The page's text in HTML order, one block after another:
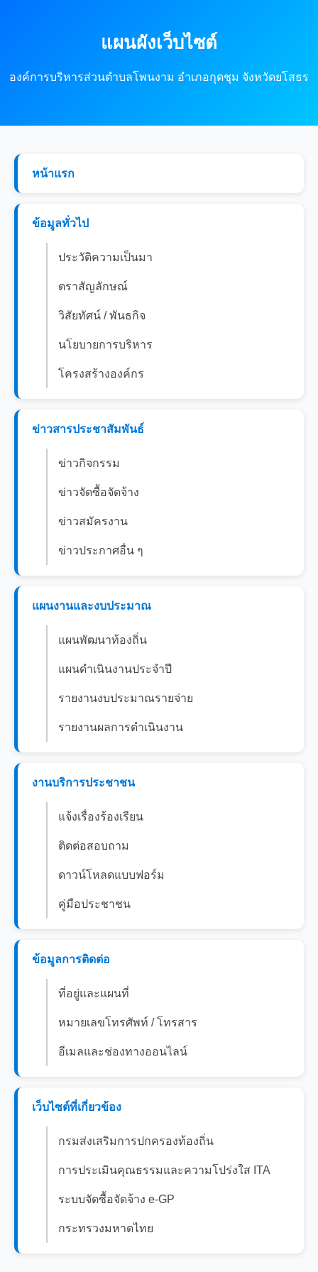
แผนผังเว็บไซต์
องค์การบริหารส่วนตำบลโพนงาม อำเภอกุดชุม จังหวัดยโสธร
หน้าแรก
ข้อมูลทั่วไป
ประวัติความเป็นมา
ตราสัญลักษณ์
วิสัยทัศน์ / พันธกิจ
นโยบายการบริหาร
โครงสร้างองค์กร
ข่าวสารประชาสัมพันธ์
ข่าวกิจกรรม
ข่าวจัดซื้อจัดจ้าง
ข่าวสมัครงาน
ข่าวประกาศอื่น ๆ
แผนงานและงบประมาณ
แผนพัฒนาท้องถิ่น
แผนดำเนินงานประจำปี
รายงานงบประมาณรายจ่าย
รายงานผลการดำเนินงาน
งานบริการประชาชน
แจ้งเรื่องร้องเรียน
ติดต่อสอบถาม
ดาวน์โหลดแบบฟอร์ม
คู่มือประชาชน
ข้อมูลการติดต่อ
ที่อยู่และแผนที่
หมายเลขโทรศัพท์ / โทรสาร
อีเมลและช่องทางออนไลน์
เว็บไซต์ที่เกี่ยวข้อง
กรมส่งเสริมการปกครองท้องถิ่น
การประเมินคุณธรรมและความโปร่งใส ITA
ระบบจัดซื้อจัดจ้าง e-GP
กระทรวงมหาดไทย